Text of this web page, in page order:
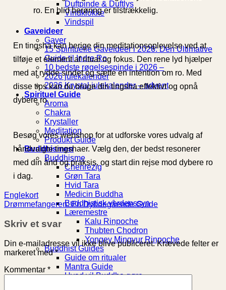
Duftpinde & Duftlys
Vindklokke
Vindspil
Gaveideer
Gaver
15 Spirituelle Gaveideer i 2026: Den Ultimative
Guide til Indre Ro
10 bedste røgelsespinde i 2026 –
2026 julekalender
2026 Krystal julekalender – advent
Spirituel Guide
Aroma
Chakra
Krystaller
Meditation
Produkt Guide
Buddhismen
Buddhisme
Chenrezig
Grøn Tara
Hvid Tara
Medicin Buddha
Buddhistisk verdenssyn
Læremestre
Kalu Rinpoche
Thubten Chodron
Yongey Mingyur Rinpoche
Buddhist Guides
Guide om ritualer
Mantra Guide
Hvad vil Buddha gøre
ro. En blid berøring er tilstrækkelig.
En tingsha kan berige din meditationsoplevelse ved at
tilføje et element af ritual og fokus. Den rene lyd hjælper
med at rydde sindet og sætte en intention om ro. Med
disse tips kan du bruge din tingsha effektivt og opnå
dybere ro.
Besøg vores webshop for at udforske vores udvalg af
håndvalgte tingshaer. Vælg den, der bedst resonerer
med din ånd og praksis, og start din rejse mod dybere ro
i dag.
Englekort
Drømmefangeren: En Dybdegående Guide
Skriv et svar
Din e-mailadresse vil ikke blive publiceret. Krævede felter er
markeret med*
Kommentar *